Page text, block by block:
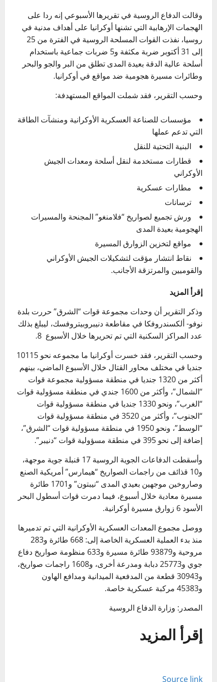
وقالت الدفاع الروسية في تقريرها الأسبوعي إنه ردا على
الهجمات الإرهابية التي تشنها أوكرانيا على أهداف مدنية في
روسيا، نفذت القوات المسلحة الروسية في الفترة من 25
إلى 31 أكتوبر ضربة مكثفة و5 ضربات جماعية باستخدام
أسلحة عالية الدقة بعيدة المدى تطلق من البر والجو والبحر
وطائرات مسيرة هجومية ضد مواقع في أوكرانيا.
وحسب التقرير، فقد شملت المواقع المستهدفة:
مؤسسات للصناعة العسكرية الأوكرانية ومنشآت الطاقة
التي تدعم عملها
البنية التحتية للنقل
قطارات مستخدمة لنقل أسلحة ومعدات الجيش
الأوكراني
مطارات عسكرية
ترسانات
ورش تجميع لصواريخ “فلامنغو” المجنحة والمسيرات
الهجومية بعيدة المدى
مواقع لتخزين الزوارق المسيرة
نقاط انتشار مؤقت لتشكيلات الجيش الأوكراني
والقوميين والمرتزقة الأجانب.
إقرأ المزيد
وذكر التقرير أن وحدات مجموعة قوات “الشرق” حررت بلدة
نوفو- ألكسندروفكا في مقاطعة دنيبروبيتروفسك، ليبلغ بذلك
عدد المراكز السكنية التي تم تحريرها خلال الأسبوع 8.
وحسب التقرير، فقد خسرت أوكرانيا ما مجموعه نحو 10115
جنديا في مختلف محاور القتال خلال الأسبوع الماضي، بينهم
أكثر من 1320 جنديا في منطقة مسؤولية مجموعة قوات
“الشمال”، وأكثر من 1600 جندي في منطقة مسؤولية قوات
“الغرب”، ونحو 1330 جنديا في منطقة مسؤولية قوات
“الجنوب”، وأكثر من 3520 في منطقة مسؤولية قوات
“الوسط”، ونحو 1950 في منطقة مسؤولية قوات “الشرق”،
إضافة إلى نحو 395 في منطقة مسؤولية قوات “دنيبر”.
وأسقطت الدفاعات الجوية الروسية 17 قنبلة جوية موجهة،
و10 قذائف من راجمات الصواريخ “هيمارس” أمريكية الصنع
وصاروخين موجهين بعيدي المدى “نيبتون” و1701 طائرة
مسيرة معادية خلال أسبوع، فيما دمرت قوات أسطول البحر
الأسود 6 زوارق مسيرة أوكرانية.
ووصل مجموع المعدات العسكرية الأوكرانية التي تم تدميرها
منذ بدء العملية العسكرية الخاصة إلى: 668 طائرة و283
مروحية و93879 طائرة مسيرة و633 منظومة صواريخ دفاع
جوي و25773 دبابة ومدرعة أخرى، و1608 راجمات صواريخ،
و30943 قطعة من المدفعية الميدانية ومدافع الهاون
و45383 مركبة عسكرية خاصة.
المصدر: وزارة الدفاع الروسية
إقرأ المزيد
Source link